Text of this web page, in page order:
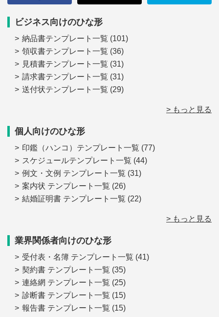
ビジネス向けのひな形
納品書テンプレート一覧 (101)
領収書テンプレート一覧 (36)
見積書テンプレート一覧 (31)
請求書テンプレート一覧 (31)
送付状テンプレート一覧 (29)
> もっと見る
個人向けのひな形
印鑑（ハンコ）テンプレート一覧 (77)
スケジュールテンプレート一覧 (44)
例文・文例 テンプレート一覧 (31)
案内状 テンプレート一覧 (26)
結婚証明書 テンプレート一覧 (22)
> もっと見る
業界関係者向けのひな形
受付表・名簿 テンプレート一覧 (41)
契約書 テンプレート一覧 (35)
連絡網 テンプレート一覧 (25)
診断書 テンプレート一覧 (15)
報告書 テンプレート一覧 (15)